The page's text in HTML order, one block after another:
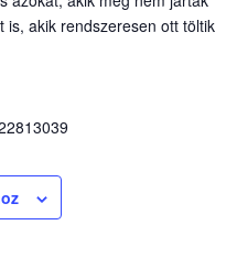
akik rendszeresen ott töltik